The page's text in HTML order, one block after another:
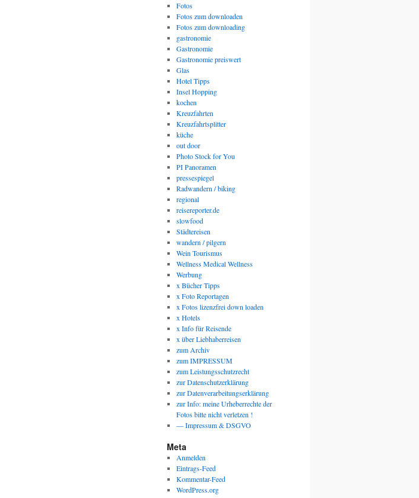
Fotos
Fotos zum downloaden
Fotos zum downloading
gastronomie
Gastronomie
Gastronomie preiswert
Glas
Hotel Tipps
Insel Hopping
kochen
Kreuzfahrten
Kreuzfahrtsplitter
küche
out door
Photo Stock for You
PI Panoramen
pressespiegel
Radwandern / biking
regional
reisereporter.de
slowfood
Städtereisen
wandern / pilgern
Wein Tourismus
Wellness Medical Wellness
Werbung
x Bücher Tipps
x Foto Reportagen
x Fotos lizenzfrei down loaden
x Hotels
x Info für Reisende
x über Liebhaberreisen
zum Archiv
zum IMPRESSUM
zum Leistungsschutzrecht
zur Datenschutzerklärung
zur Datenverarbeitungserklärung
zur Info: meine Urheberrechte der
Fotos bitte nicht verletzen !
— Impressum & DSGVO
Meta
Anmelden
Eintrags-Feed
Kommentar-Feed
WordPress.org